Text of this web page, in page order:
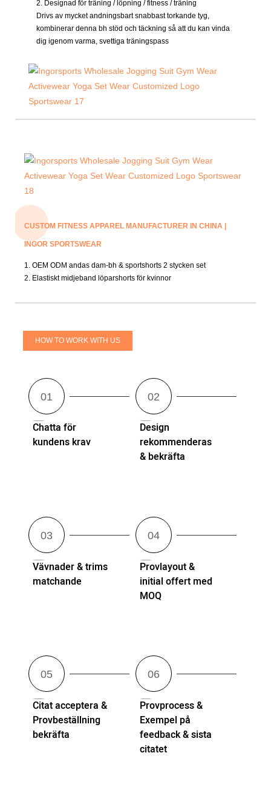
2. Designad för träning / löpning / fitness / träning
Drivs av mycket andningsbart snabbast torkande tyg,
kombinerar denna bh stöd och täckning så att du kan vinda
dig igenom varma, svettiga träningspass
CUSTOM FITNESS APPAREL MANUFACTURER IN CHINA |
INGOR SPORTSWEAR
1. OEM ODM andas dam-bh & sportshorts 2 stycken set
2. Elastiskt midjeband löparshorts för kvinnor
HOW TO WORK WITH US
Chatta för
kundens krav
Design
rekommenderas
& bekräfta
Vävnader & trims
matchande
Provlayout &
initial offert med
MOQ
Citat acceptera &
Provbeställning
bekräfta
Provprocess &
Exempel på
feedback & sista
citatet